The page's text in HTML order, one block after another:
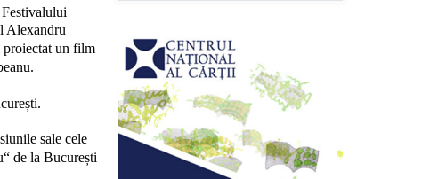
Alexandru
proiectat un film
sale cele
de la București